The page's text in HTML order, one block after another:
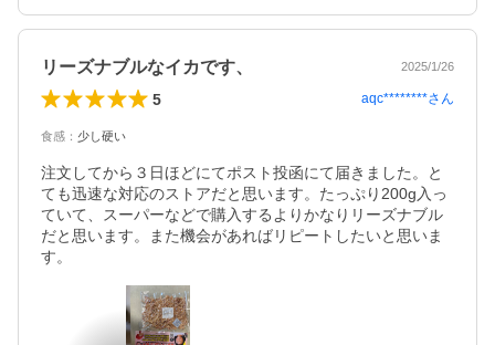
リーズナブルなイカです、 2025/1/26
5 aqc********さん
食感 ： 少し硬い
注文してから３日ほどにてポスト投函にて届きました。と
ても迅速な対応のストアだと思います。たっぷり200g入っ
ていて、スーパーなどで購入するよりかなりリーズナブル
だと思います。また機会があればリピートしたいと思いま
す。